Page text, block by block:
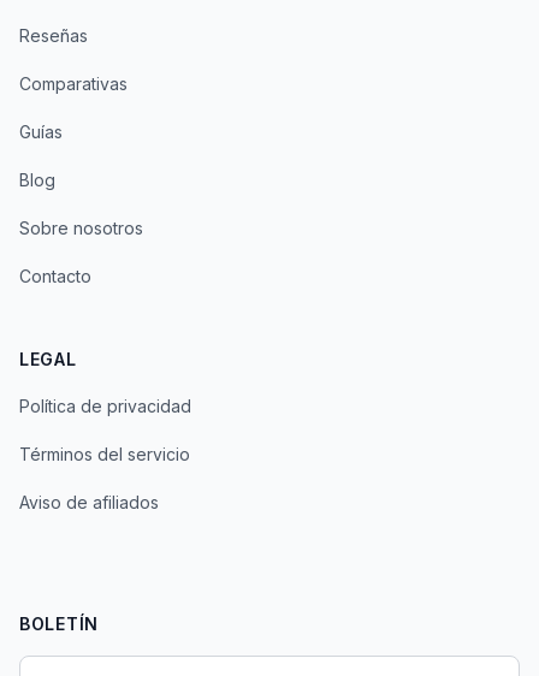
Reseñas
Comparativas
Guías
Blog
Sobre nosotros
Contacto
LEGAL
Política de privacidad
Términos del servicio
Aviso de afiliados
BOLETÍN